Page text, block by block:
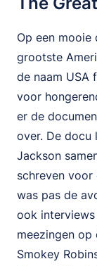
Op een mooie
grootste
de naam USA
voor
er de
over. De docu
Jackson
schreven
was pas de
ook
meezingen op
Smokey